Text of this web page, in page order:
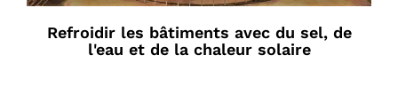
Refroidir les bâtiments avec du sel, de
l'eau et de la chaleur solaire